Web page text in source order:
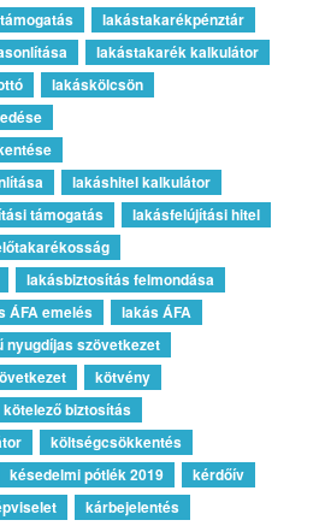
lakástakarékpénztár
lakástakarék kalkulátor
lakáskölcsön
lakáshitel kalkulátor
támogatás
lakásfelújítási hitel
lakásbiztosítás felmondása
ÁFA emelés
lakás ÁFA
nyugdíjas szövetkezet
kötvény
kötelező biztosítás
költségcsökkentés
késedelmi pótlék 2019
kérdőív
kárbejelentés